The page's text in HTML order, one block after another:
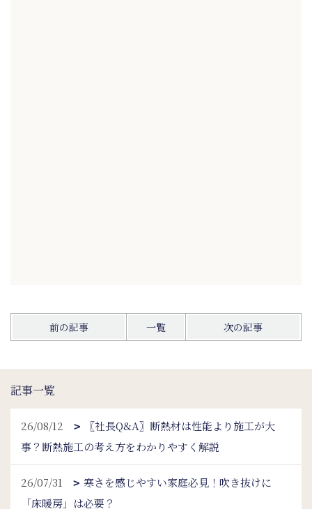
前の記事 一覧 次の記事
記事一覧
26/08/12
〖社長Q&A〗断熱材は性能より施工が大
事？断熱施工の考え方をわかりやすく解説
26/07/31
寒さを感じやすい家庭必見！吹き抜けに
「床暖房」は必要？